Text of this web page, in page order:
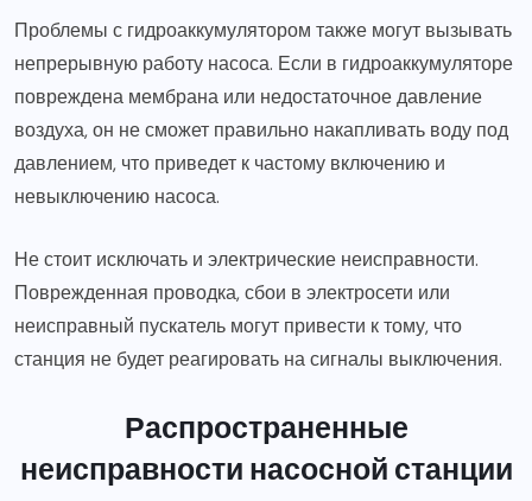
Проблемы с гидроаккумулятором также могут вызывать
непрерывную работу насоса. Если в гидроаккумуляторе
повреждена мембрана или недостаточное давление
воздуха, он не сможет правильно накапливать воду под
давлением, что приведет к частому включению и
невыключению насоса.
Не стоит исключать и электрические неисправности.
Поврежденная проводка, сбои в электросети или
неисправный пускатель могут привести к тому, что
станция не будет реагировать на сигналы выключения.
Распространенные
неисправности насосной станции